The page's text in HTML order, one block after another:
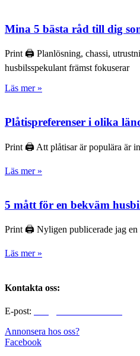
Mina 5 bästa råd till dig
Print 🖨 Planlösning, chassi,
husbilsspekulant främst fokuserar
Läs mer »
Plåtispreferenser i olika
Print 🖨 Att plåtisar är populära är
Läs mer »
5 mått för en bekväm
Print 🖨 Nyligen publicerade jag en
Läs mer »
Kontakta oss:
E-post:
Annonsera hos oss?
Facebook